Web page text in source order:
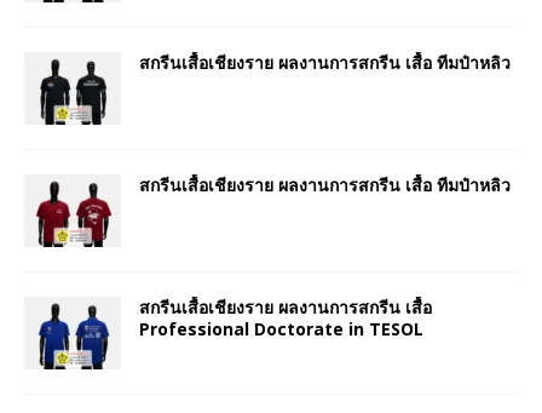
สกรีนเสื้อเชียงราย ผลงานการสกรีน เสื้อ ทีมป๋าหลิว
สกรีนเสื้อเชียงราย ผลงานการสกรีน เสื้อ ทีมป๋าหลิว
สกรีนเสื้อเชียงราย ผลงานการสกรีน เสื้อ
Professional Doctorate in TESOL